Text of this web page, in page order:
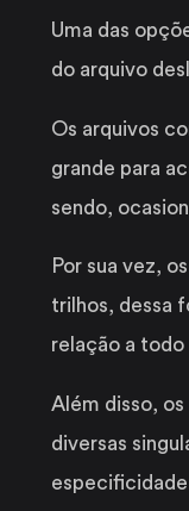
Uma das
do arquivo
Os arquivos
grande para
sendo,
Por sua vez,
trilhos, dessa
relação a todo
Além disso,
diversas